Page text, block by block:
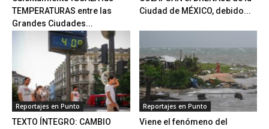
TEMPERATURAS entre las
Grandes Ciudades...
Ciudad de MÉXICO, debido...
Reportajes en Punto
TEXTO ÍNTEGRO: CAMBIO
Reportajes en Punto
Viene el fenómeno del